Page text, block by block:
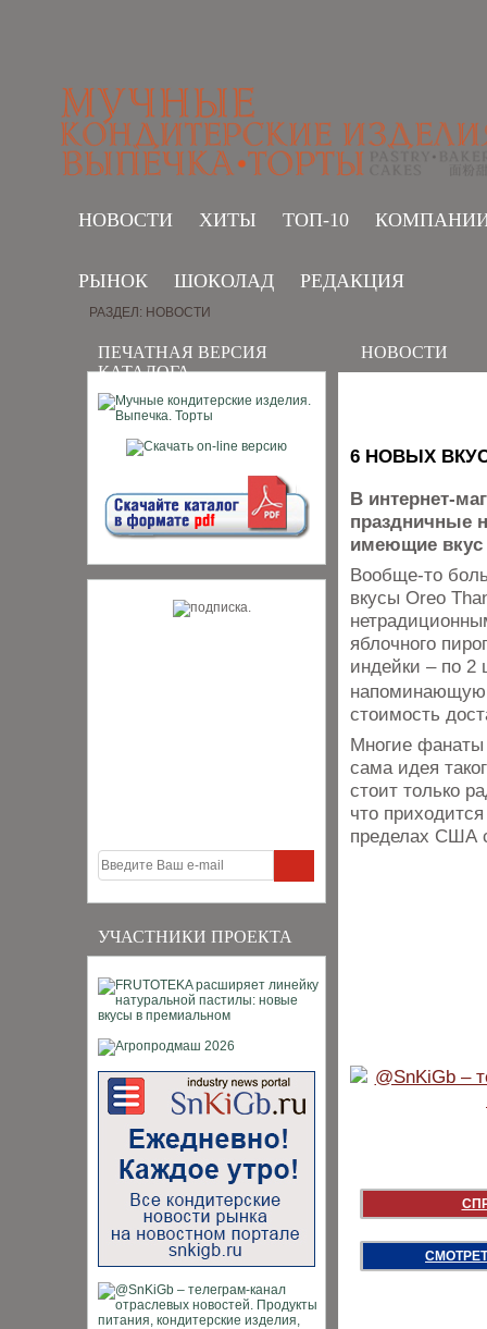
НОВОСТИ ХИТЫ ТОП-10
РЫНОК ШОКОЛАД РЕДАКЦИЯ
ПЕЧАТНАЯ ВЕРСИЯ
КАТАЛОГА
УЧАСТНИКИ ПРОЕКТА
РАЗДЕЛ: НОВОСТИ
НОВОСТИ
6 НОВЫХ
В интернет-
праздничные
имеющие вкус
Вообще-то
вкусы Oreo
яблочного
индейки – по 2
напоминающую
стоимость
Многие фанаты
сама идея
стоит только
что
пределах США